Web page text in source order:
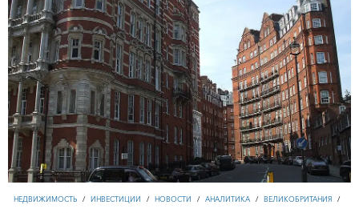
НЕДВИЖИМОСТЬ / ИНВЕСТИЦИИ / НОВОСТИ / АНАЛИТИКА / ВЕЛИКОБРИТАНИЯ /